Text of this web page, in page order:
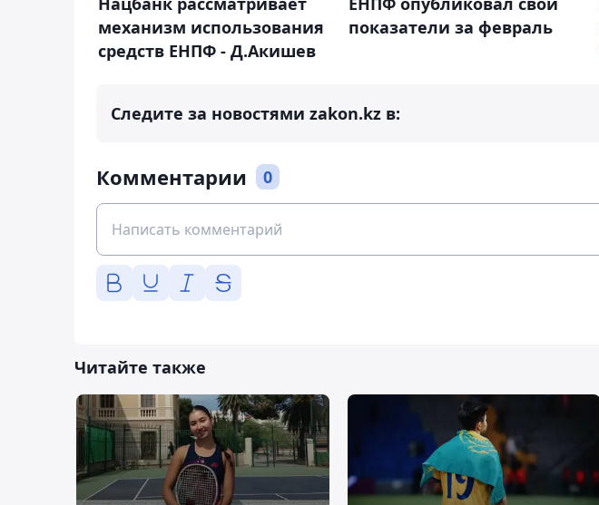
механизм использования
средств ЕНПФ - Д.Акишев
показатели за февраль
Следите за новостями zakon.kz в:
Комментарии 0
Читайте также